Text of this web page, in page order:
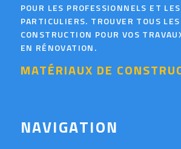
POUR LES PROFESSIONNELS ET LES
PARTICULIERS. TROUVER TOUS
CONSTRUCTION POUR VOS
EN RÉNOVATION.
MATÉRIAUX DE
NAVIGATION